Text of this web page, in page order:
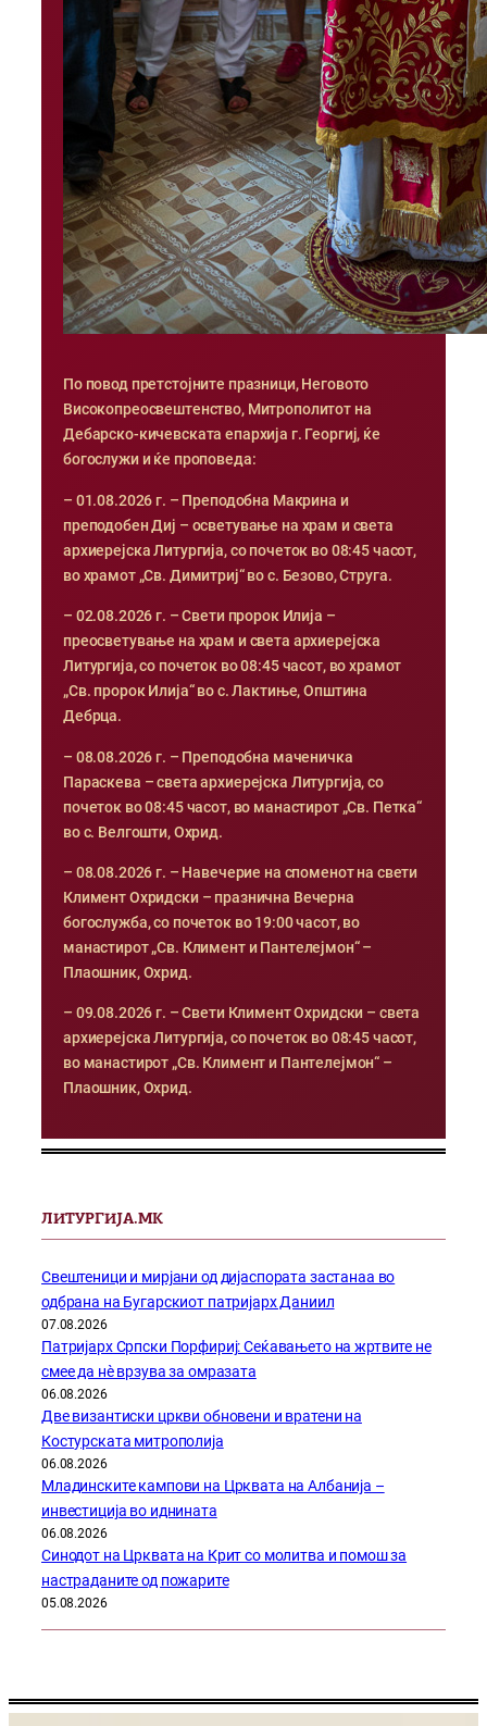
По повод претстојните празници, Неговото
Високопреосвештенство, Митрополитот на
Дебарско-кичевската епархија г. Георгиј, ќе
богослужи и ќе проповеда:
– 01.08.2026 г. – Преподобна Макрина и
преподобен Диј – осветување на храм и света
архиерејска Литургија, со почеток во 08:45 часот,
во храмот „Св. Димитриј“ во с. Безово, Струга.
– 02.08.2026 г. – Свети пророк Илија –
преосветување на храм и света архиерејска
Литургија, со почеток во 08:45 часот, во храмот
„Св. пророк Илија“ во с. Лактиње, Општина
Дебрца.
– 08.08.2026 г. – Преподобна маченичка
Параскева – света архиерејска Литургија, со
почеток во 08:45 часот, во манастирот „Св. Петка“
во с. Велгошти, Охрид.
– 08.08.2026 г. – Навечерие на споменот на свети
Климент Охридски – празнична Вечерна
богослужба, со почеток во 19:00 часот, во
манастирот „Св. Климент и Пантелејмон“ –
Плаошник, Охрид.
– 09.08.2026 г. – Свети Климент Охридски – света
архиерејска Литургија, со почеток во 08:45 часот,
во манастирот „Св. Климент и Пантелејмон“ –
Плаошник, Охрид.
ЛИТУРГИЈА.МК
Свештеници и мирјани од дијаспората застанаа во
одбрана на Бугарскиот патријарх Даниил
07.08.2026
Патријарх Српски Порфириј: Сеќавањето на жртвите не
смее да нѐ врзува за омразата
06.08.2026
Две византиски цркви обновени и вратени на
Костурската митрополија
06.08.2026
Младинските кампови на Црквата на Албанија –
инвестиција во иднината
06.08.2026
Синодот на Црквата на Крит со молитва и помош за
настраданите од пожарите
05.08.2026